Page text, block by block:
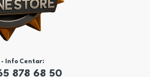
- Info Centar:
878 68 50